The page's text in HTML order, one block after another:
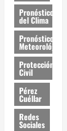
Pronóstico
del Clima
Pronóstico
Meteorológico
Protección
Civil
Pérez
Cuéllar
Redes
Sociales